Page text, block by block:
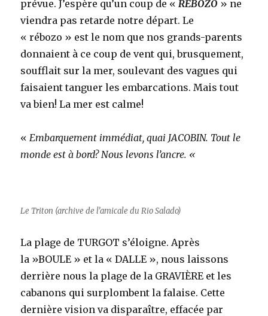
prévue. J’espère qu’un coup de «REBOZO » ne
viendra pas retarde notre départ. Le
« rébozo » est le nom que nos grands-parents
donnaient à ce coup de vent qui, brusquement,
soufflait sur la mer, soulevant des vagues qui
faisaient tanguer les embarcations. Mais tout
va bien! La mer est calme!
«Embarquement immédiat, quai JACOBIN. Tout le
monde est à bord? Nous levons l’ancre. «
Le Triton (archive de l’amicale du Rio Salado)
La plage de TURGOT s’éloigne. Après
la »BOULE » et la « DALLE », nous laissons
derrière nous la plage de la GRAVIÈRE et les
cabanons qui surplombent la falaise. Cette
dernière vision va disparaître, effacée par